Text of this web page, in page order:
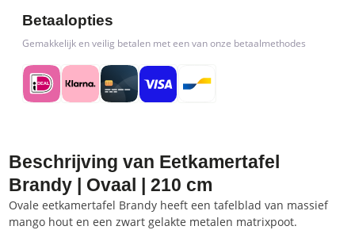
Betaalopties
Gemakkelijk en veilig betalen met een van onze betaalmethodes
Beschrijving van Eetkamertafel
Brandy | Ovaal | 210 cm
Ovale eetkamertafel Brandy heeft een tafelblad van massief
mango hout en een zwart gelakte metalen matrixpoot.